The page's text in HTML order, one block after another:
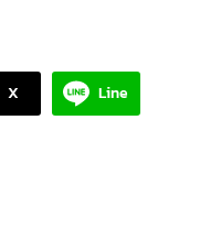
X Line